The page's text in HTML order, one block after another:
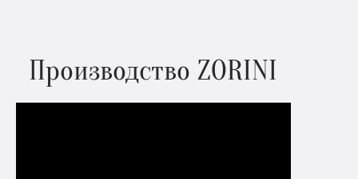
Производство ZORINI